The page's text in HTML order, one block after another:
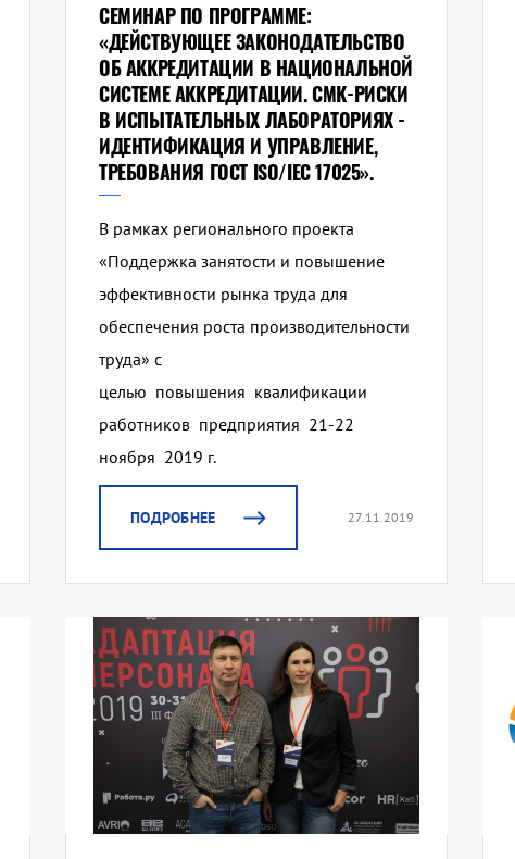
СЕМИНАР ПО ПРОГРАММЕ:
«ДЕЙСТВУЮЩЕЕ ЗАКОНОДАТЕЛЬСТВО
ОБ АККРЕДИТАЦИИ В НАЦИОНАЛЬНОЙ
СИСТЕМЕ АККРЕДИТАЦИИ. СМК-РИСКИ
В ИСПЫТАТЕЛЬНЫХ ЛАБОРАТОРИЯХ -
ИДЕНТИФИКАЦИЯ И УПРАВЛЕНИЕ,
ТРЕБОВАНИЯ ГОСТ ISO/IEC 17025».
В рамках регионального проекта
«Поддержка занятости и повышение
эффективности рынка труда для
обеспечения роста производительности
труда» с
целью повышения квалификации
работников предприятия 21-22
ноября 2019 г.
ПОДРОБНЕЕ 27.11.2019